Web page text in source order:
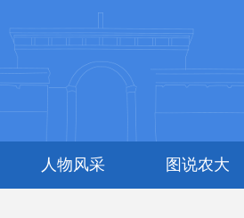
人物风采 图说农大